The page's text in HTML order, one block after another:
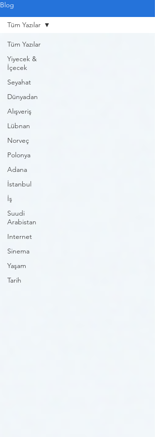
Blog
Tüm Yazılar
Yiyecek &
İçecek
Seyahat
Dünyadan
Alışveriş
Lübnan
Norveç
Polonya
Adana
İstanbul
İş
Suudi
Arabistan
Internet
Sinema
Yaşam
Tarih
Tüm Yazılar